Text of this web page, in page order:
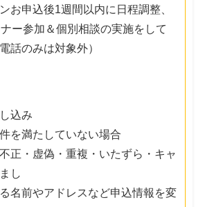
お申込後1週間以内に日程調整、
ー参加＆個別相談の実施をして
話のみは対象外）
込み
を満たしていない場合
正・虚偽・重複・いたずら・キャ
し
名前やアドレスなど申込情報を変